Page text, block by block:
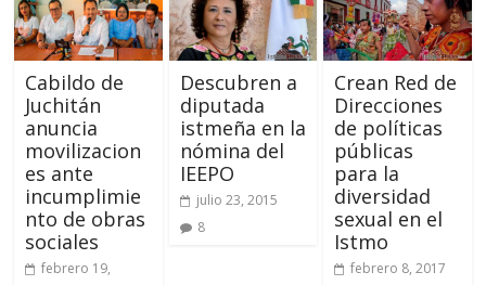
Cabildo de
Juchitán
anuncia
movilizacion
es ante
incumplimie
nto de obras
sociales
febrero 19,
Descubren a
diputada
istmeña en la
nómina del
IEEPO
julio 23, 2015
8
Crean Red de
Direcciones
de políticas
públicas
para la
diversidad
sexual en el
Istmo
febrero 8, 2017